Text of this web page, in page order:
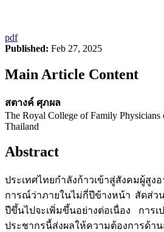
pdf
Published: Feb 27, 2025
Main Article Content
สตางค์ ศุภผล
The Royal College of Family
Thailand
Abstract
ประเทศไทยกำลังก้าวเข้าสู่สังคมผู้สู
การณ์ว่าภายในไม่กี่ปีข้างหน้า สัดส่ว
ปีขึ้นไปจะเพิ่มขึ้นอย่างต่อเนื่อง การเ
ประชากรนี้ส่งผลให้ความต้องการด้า